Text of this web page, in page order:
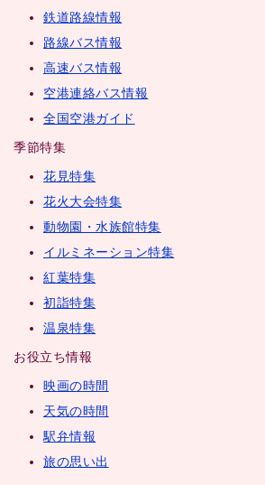
鉄道路線情報
路線バス情報
高速バス情報
空港連絡バス情報
全国空港ガイド
季節特集
花見特集
花火大会特集
動物園・水族館特集
イルミネーション特集
紅葉特集
初詣特集
温泉特集
お役立ち情報
映画の時間
天気の時間
駅弁情報
旅の思い出